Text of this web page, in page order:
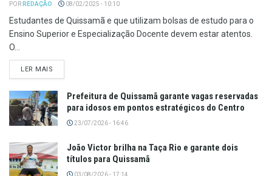
POR REDAÇÃO 08/02/2025 - 10:10
Estudantes de Quissamã e que utilizam bolsas de estudo para o
Ensino Superior e Especialização Docente devem estar atentos.
O...
LER MAIS
Prefeitura de Quissamã garante vagas reservadas
para idosos em pontos estratégicos do Centro
23/07/2026 - 16:46
João Victor brilha na Taça Rio e garante dois
títulos para Quissamã